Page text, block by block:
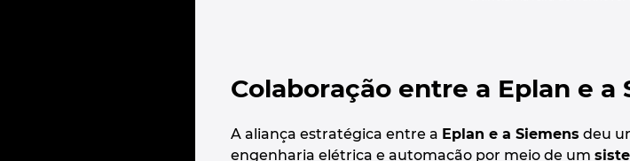
Colaboração entre a Eplan e
A aliança estratégica entre a Eplan e a Siemens deu
engenharia elétrica e automação por meio de um